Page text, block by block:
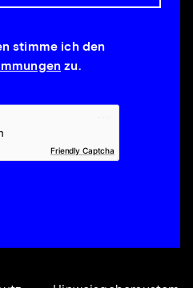
stimme ich den
zu.
Friendly Captcha